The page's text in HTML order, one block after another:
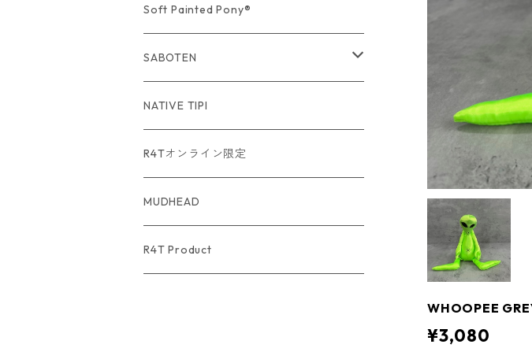
WHOOPEE
¥3,080
USA Fabric series数量限定
Soft Painted Pony®
SABOTEN
USA Fabric series数量限定
NATIVE TIPI
R4Tオンライン限定
MUDHEAD
R4T Product